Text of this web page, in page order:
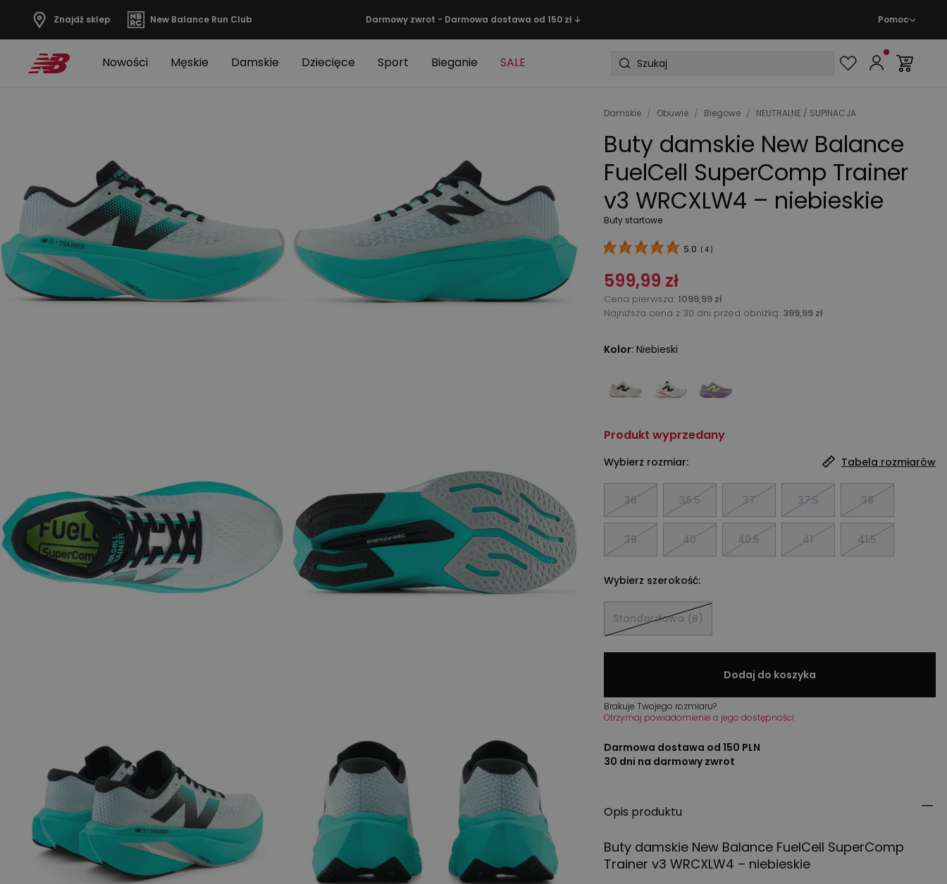
Znajdź sklep New Balance Run Club Darmowy zwrot - Darmowa dostawa od 150 zł ↓ Pomoc
Nowości Męskie Damskie Dziecięce Sport Bieganie SALE
Damskie / Obuwie / Biegowe / NEUTRALNE / SUPINACJA
Buty damskie New Balance
FuelCell SuperComp Trainer
v3 WRCXLW4 – niebieskie
Buty startowe
5.0 ( 4 )
599,99 zł
Cena pierwsza: 1099,99 zł
Najniższa cena z 30 dni przed obniżką: 399,99 zł
Kolor: Niebieski
Produkt wyprzedany
Wybierz rozmiar: Tabela rozmiarów
36 36.5 37 37.5 38
39 40 40.5 41 41.5
Wybierz szerokość:
Standardowa (B)
Dodaj do koszyka
Brakuje Twojego rozmiaru?
Otrzymaj powiadomienie o jego dostępności
Darmowa dostawa od 150 PLN
30 dni na darmowy zwrot
Opis produktu
Buty damskie New Balance FuelCell SuperComp
Trainer v3 WRCXLW4 – niebieskie